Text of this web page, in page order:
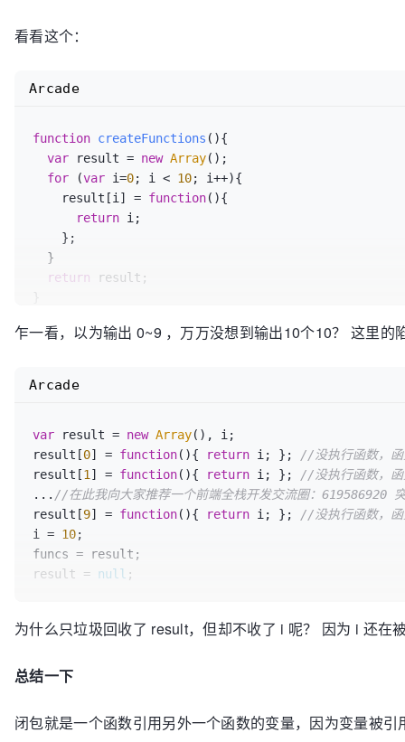
看看这个：
function createFunctions ( ){
var result = new Array();
for (var i=0; i < 10; i++){
    result[i] =
function( ){
return i;
return result;
for ( var i=0; i < funcs.length; i++){
}
//在此我向大家推荐一个前端全栈开发交流圈：619586920 突
Arcade
乍一看，以为输出 0~9 ，万万没想到输出10个10？ 这里
var result = new Array(), i;
result[0] = function( ){ return i; };
//没执行函数，
result[1 ] = function( ){ return i; };
//没执行函数，
... //在此我向大家推荐一个前端全栈开发交流圈：619586920
result[9] = function( ){ return i; };
//没执行函数，
i = 10;
funcs = result;
result = null ;
console.log(i);
// funcs[1]()就是执行 return i 语句，
console
Arcade
为什么只垃圾回收了 result，但却不收了 i 呢？ 因为 i 还
总结一下
闭包就是一个函数引用另外一个函数的变量，因为变量被